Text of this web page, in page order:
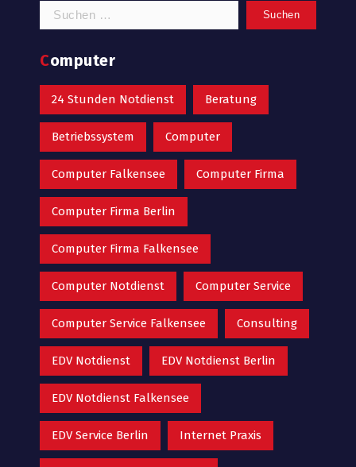
Suchen
Computer
24 Stunden Notdienst Beratung
Betriebssystem Computer
Computer Falkensee Computer Firma
Computer Firma Berlin
Computer Firma Falkensee
Computer Notdienst Computer Service
Computer Service Falkensee Consulting
EDV Notdienst EDV Notdienst Berlin
EDV Notdienst Falkensee
EDV Service Berlin Internet Praxis